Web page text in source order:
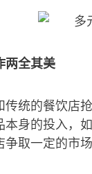
两全其美
传统的餐饮店
身的投入，
取一定的市场